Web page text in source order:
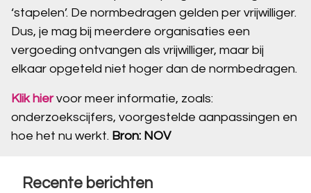
‘stapelen’. De normbedragen gelden per vrijwilliger.
Dus, je mag bij meerdere organisaties een
vergoeding ontvangen als vrijwilliger, maar bij
elkaar opgeteld niet hoger dan de normbedragen.
Klik hiervoor meer informatie, zoals:
onderzoekscijfers, voorgestelde aanpassingen en
hoe het nu werkt. Bron: NOV
Recente berichten